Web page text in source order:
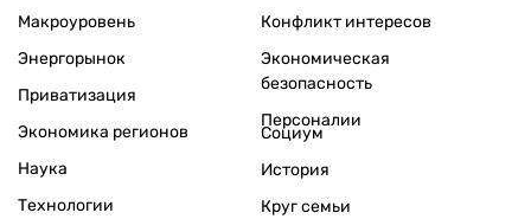
Макроуровень
Энергорынок
Приватизация
Экономика регионов
Конфликт интересов
Экономическая
безопасность
Персоналии
Наука
Технологии
Социум
История
Круг семьи